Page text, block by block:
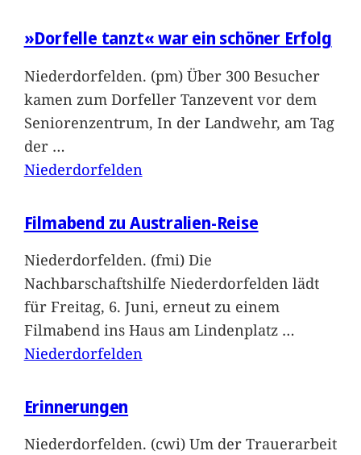
»Dorfelle tanzt« war ein schöner Erfolg
Niederdorfelden. (pm) Über 300 Besucher
kamen zum Dorfeller Tanzevent vor dem
Seniorenzentrum, In der Landwehr, am Tag
der …
Niederdorfelden
Filmabend zu Australien-Reise
Niederdorfelden. (fmi) Die
Nachbarschaftshilfe Niederdorfelden lädt
für Freitag, 6. Juni, erneut zu einem
Filmabend ins Haus am Lindenplatz …
Niederdorfelden
Erinnerungen
Niederdorfelden. (cwi) Um der Trauerarbeit